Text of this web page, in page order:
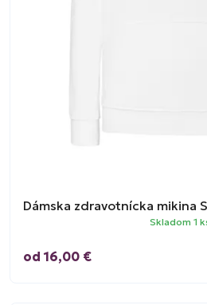
Dámska zdravotnícka mikina
Skladom 1
od 16,00 €